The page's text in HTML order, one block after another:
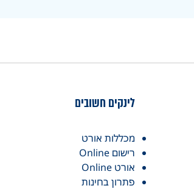
לינקים חשובים
מכללות אורט
רישום Online
אורט Online
פתרון בחינות